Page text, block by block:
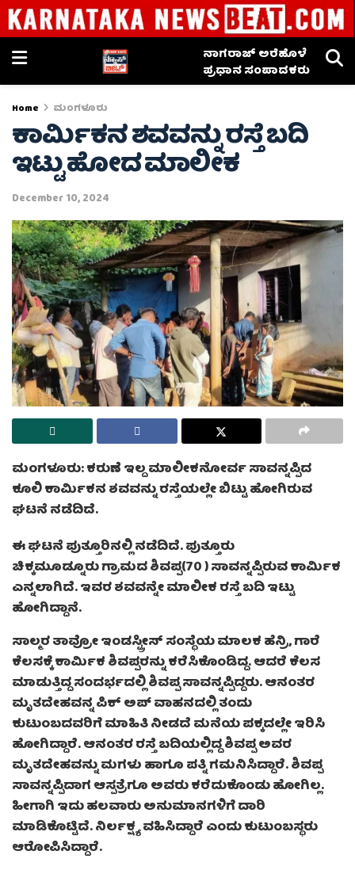
ನಾಗರಾಜ್ ಅರೆಹೊಳೆ
ಪ್ರಧಾನ ಸಂಪಾದಕರು
Home ಮಂಗಳೂರು
ಕಾರ್ಮಿಕನ ಶವವನ್ನು ರಸ್ತೆ ಬದಿ
ಇಟ್ಟು ಹೋದ ಮಾಲೀಕ
December 10, 2024
ಮಂಗಳೂರು: ಕರುಣೆ ಇಲ್ದ ಮಾಲೀಕನೋರ್ವ ಸಾವನ್ನಪ್ಪಿದ
ಕೂಲಿ ಕಾರ್ಮಿಕನ ಶವವನ್ನು ರಸ್ತೆಯಲ್ಲೇ ಬಿಟ್ಟು ಹೋಗಿರುವ
ಘಟನೆ ನಡೆದಿದೆ.
ಈ ಘಟನೆ ಪುತ್ತೂರಿನಲ್ಲಿ ನಡೆದಿದೆ. ಪುತ್ತೂರು
ಚಿಕ್ಕಮೂಡ್ನೂರು ಗ್ರಾಮದ ಶಿವಪ್ಪ(70 ) ಸಾವನ್ನಪ್ಪಿರುವ ಕಾರ್ಮಿಕ
ಎನ್ನಲಾಗಿದೆ. ಇವರ ಶವವನ್ನೇ ಮಾಲೀಕ ರಸ್ತೆ ಬದಿ ಇಟ್ಟು
ಹೋಗಿದ್ದಾನೆ.
ಸಾಲ್ಮರ ತಾವ್ರೋ ಇಂಡಸ್ಟ್ರೀಸ್ ಸಂಸ್ಥೆಯ ಮಾಲಕ ಹೆನ್ರಿ, ಗಾರೆ
ಕೆಲಸಕ್ಕೆ ಕಾರ್ಮಿಕ ಶಿವಪ್ಪರನ್ನು ಕರೆಸಿಕೊಂಡಿದ್ದ. ಆದರೆ ಕೆಲಸ
ಮಾಡುತ್ತಿದ್ದ ಸಂದರ್ಭದಲ್ಲಿ ಶಿವಪ್ಪ ಸಾವನ್ನಪ್ಪಿದ್ದರು. ಆನಂತರ
ಮೃತದೇಹವನ್ನ ಪಿಕ್ ಅಪ್ ವಾಹನದಲ್ಲಿ ತಂದು
ಕುಟುಂಬದವರಿಗೆ ಮಾಹಿತಿ ನೀಡದೆ ಮನೆಯ ಪಕ್ಕದಲ್ಲೇ ಇರಿಸಿ
ಹೋಗಿದ್ದಾರೆ. ಆನಂತರ ರಸ್ತೆ ಬದಿಯಲ್ಲಿದ್ದ ಶಿವಪ್ಪ ಅವರ
ಮೃತದೇಹವನ್ನು ಮಗಳು ಹಾಗೂ ಪತ್ನಿ ಗಮನಿಸಿದ್ದಾರೆ. ಶಿವಪ್ಪ
ಸಾವನ್ನಪ್ಪಿದಾಗ ಆಸ್ಪತ್ರೆಗೂ ಅವರು ಕರೆದುಕೊಂಡು ಹೋಗಿಲ್ಲ.
ಹೀಗಾಗಿ ಇದು ಹಲವಾರು ಅನುಮಾನಗಳಿಗೆ ದಾರಿ
ಮಾಡಿಕೊಟ್ಟಿದೆ. ನಿರ್ಲಕ್ಷ್ಯ ವಹಿಸಿದ್ದಾರೆ ಎಂದು ಕುಟುಂಬಸ್ಥರು
ಆರೋಪಿಸಿದ್ದಾರೆ.